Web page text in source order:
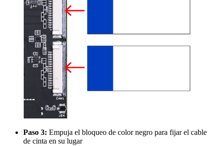
Paso 3: Empuja el bloqueo de color negro para fijar el cable
de cinta en su lugar